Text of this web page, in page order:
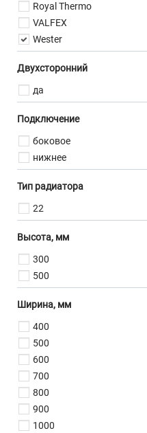
Royal Thermo
VALFEX
Wester
Двухсторонний
да
Подключение
боковое
нижнее
Тип радиатора
22
Высота, мм
300
500
Ширина, мм
400
500
600
700
800
900
1000